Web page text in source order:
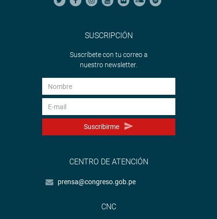
SUSCRIPCIÓN
Suscríbete con tu correo a
nuestro newsletter.
Suscribirme
CENTRO DE ATENCIÓN
prensa@congreso.gob.pe
CNC